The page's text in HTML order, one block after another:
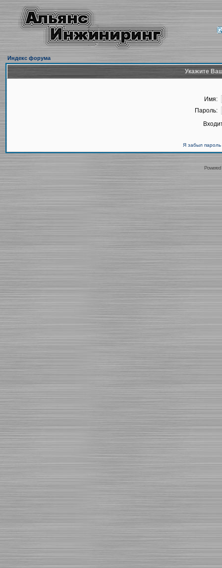
Индекс форума
Укажите
Имя:
Пароль:
Я забыл пароль